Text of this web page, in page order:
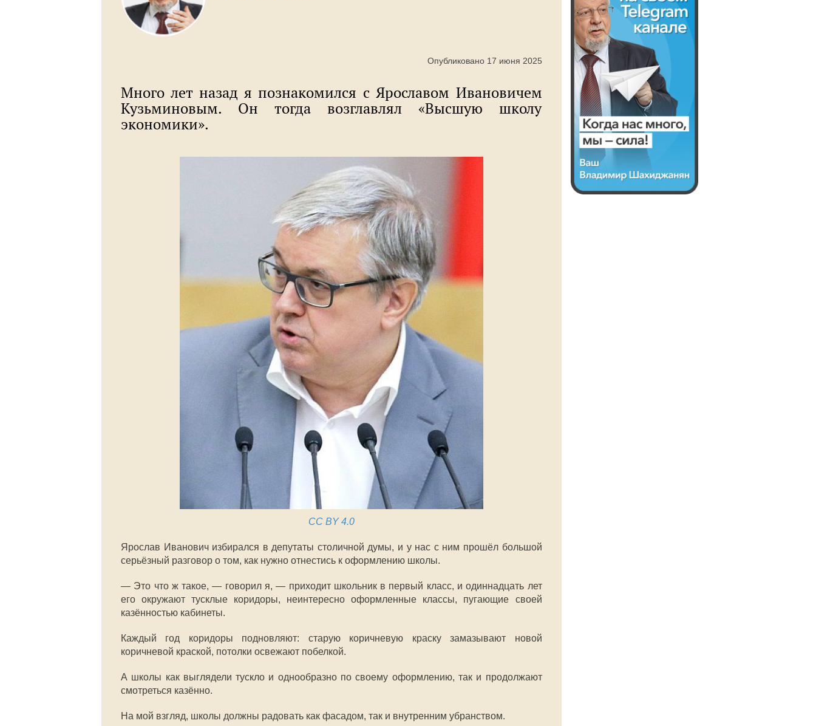
Опубликовано 17 июня 2025
Много лет назад я познакомился с Ярославом Ивановичем
Кузьминовым. Он тогда возглавлял «Высшую школу
экономики».
CC BY 4.0
Ярослав Иванович избирался в депутаты столичной думы, и у нас с ним прошёл большой
серьёзный разговор о том, как нужно отнестись к оформлению школы.
— Это что ж такое, — говорил я, — приходит школьник в первый класс, и одиннадцать лет
его окружают тусклые коридоры, неинтересно оформленные классы, пугающие своей
казённостью кабинеты.
Каждый год коридоры подновляют: старую коричневую краску замазывают новой
коричневой краской, потолки освежают побелкой.
А школы как выглядели тускло и однообразно по своему оформлению, так и продолжают
смотреться казённо.
На мой взгляд, школы должны радовать как фасадом, так и внутренним убранством.